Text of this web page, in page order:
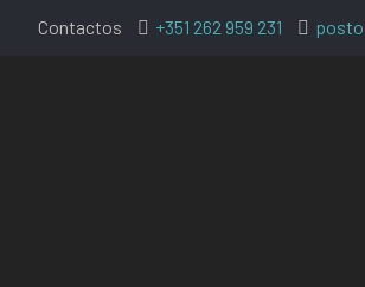
Contactos +351 262 959 231